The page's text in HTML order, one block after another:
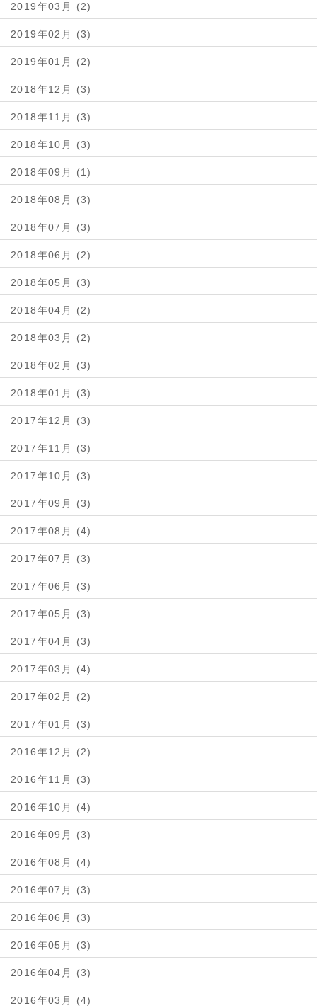
2019年03月 (2)
2019年02月 (3)
2019年01月 (2)
2018年12月 (3)
2018年11月 (3)
2018年10月 (3)
2018年09月 (1)
2018年08月 (3)
2018年07月 (3)
2018年06月 (2)
2018年05月 (3)
2018年04月 (2)
2018年03月 (2)
2018年02月 (3)
2018年01月 (3)
2017年12月 (3)
2017年11月 (3)
2017年10月 (3)
2017年09月 (3)
2017年08月 (4)
2017年07月 (3)
2017年06月 (3)
2017年05月 (3)
2017年04月 (3)
2017年03月 (4)
2017年02月 (2)
2017年01月 (3)
2016年12月 (2)
2016年11月 (3)
2016年10月 (4)
2016年09月 (3)
2016年08月 (4)
2016年07月 (3)
2016年06月 (3)
2016年05月 (3)
2016年04月 (3)
2016年03月 (4)